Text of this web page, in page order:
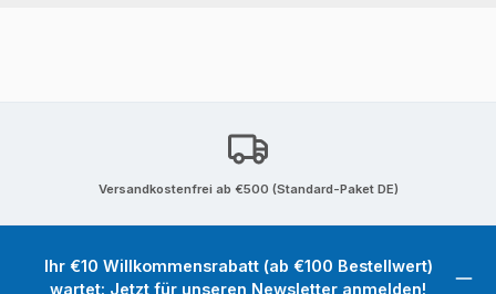
Versandkostenfrei ab €500 (Standard-Paket DE)
Ihr €10 Willkommensrabatt (ab €100 Bestellwert)
wartet: Jetzt für unseren Newsletter anmelden!